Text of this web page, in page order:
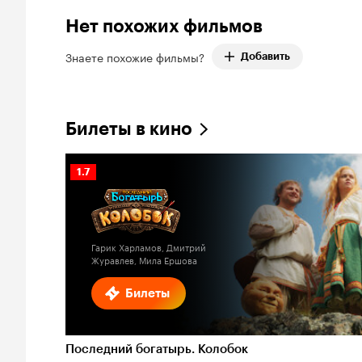
Нет похожих фильмов
Знаете похожие фильмы? Добавить
Билеты в кино
Билеты
Рейтинг
Кинопоиска
1.7
Гарик Харламов, Дмитрий
Журавлев, Мила Ершова
Последний богатырь. Колобок